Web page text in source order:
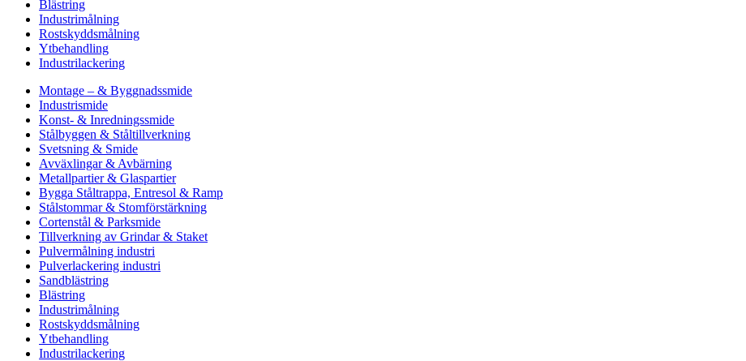
Blästring
Industrimålning
Rostskyddsmålning
Ytbehandling
Industrilackering
Montage – & Byggnadssmide
Industrismide
Konst- & Inredningssmide
Stålbyggen & Ståltillverkning
Svetsning & Smide
Avväxlingar & Avbärning
Metallpartier & Glaspartier
Bygga Ståltrappa, Entresol & Ramp
Stålstommar & Stomförstärkning
Cortenstål & Parksmide
Tillverkning av Grindar & Staket
Pulvermålning industri
Pulverlackering industri
Sandblästring
Blästring
Industrimålning
Rostskyddsmålning
Ytbehandling
Industrilackering